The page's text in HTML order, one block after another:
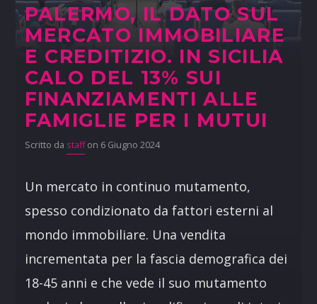
PALERMO, IL DATO SUL
MERCATO IMMOBILIARE
E CREDITIZIO. IN SICILIA
CALO DEL 13% SUI
FINANZIAMENTI ALLE
FAMIGLIE PER I MUTUI
Scritto da staffon 6 Giugno 2024
Un mercato in continuo mutamento,
spesso condizionato da fattori esterni al
mondo immobiliare. Una vendita
incrementata per la fascia demografica dei
18-45 anni e che vede il suo mutamento